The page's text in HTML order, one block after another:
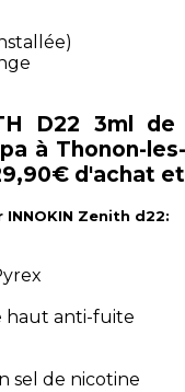
D22 3ml
à Thonon-
d'achat
Zenith d22:
haut anti-fuite
sel de nicotine